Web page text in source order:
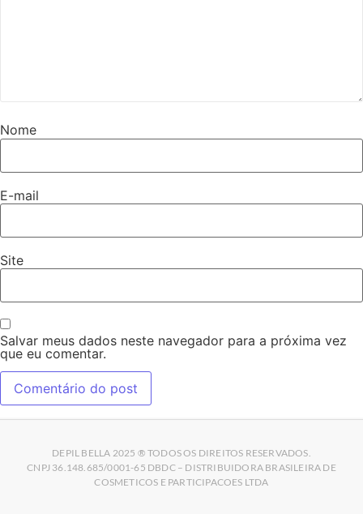
Nome
E-mail
Site
Salvar meus dados neste navegador para a próxima vez
que eu comentar.
DEPIL BELLA 2025 ® TODOS OS DIREITOS RESERVADOS.
CNPJ 36.148.685/0001-65 DBDC – DISTRIBUIDORA BRASILEIRA DE
COSMETICOS E PARTICIPACOES LTDA